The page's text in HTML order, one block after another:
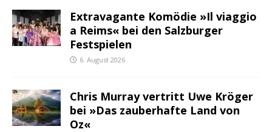
Extravagante Komödie »Il viaggio
a Reims« bei den Salzburger
Festspielen
6. August 2026
Chris Murray vertritt Uwe Kröger
bei »Das zauberhafte Land von
Oz«